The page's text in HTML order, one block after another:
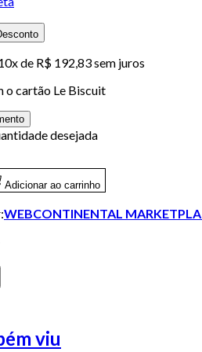
de R$ 192,83 sem juros
o cartão Le Biscuit
desejada
Adicionar ao carrinho
WEBCONTINENTAL
viu